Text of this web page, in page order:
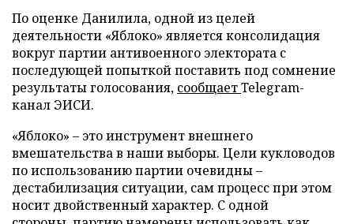
По оценке Данилила, одной из целей
деятельности «Яблоко» является консолидация
вокруг партии антивоенного электората с
последующей попыткой поставить под сомнение
результаты голосования, сообщаетTelegram-
канал ЭИСИ.
«Яблоко» – это инструмент внешнего
вмешательства в наши выборы. Цели кукловодов
по использованию партии очевидны –
дестабилизация ситуации, сам процесс при этом
носит двойственный характер. С одной